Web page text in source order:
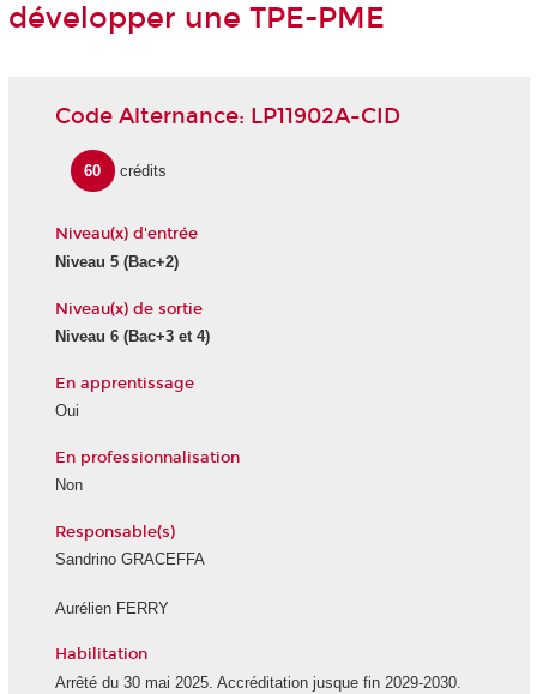
développer une TPE-PME
Code Alternance: LP11902A-CID
60 crédits
Niveau(x) d'entrée
Niveau 5 (Bac+2)
Niveau(x) de sortie
Niveau 6 (Bac+3 et 4)
En apprentissage
Oui
En professionnalisation
Non
Responsable(s)
Sandrino GRACEFFA
Aurélien FERRY
Habilitation
Arrêté du 30 mai 2025. Accréditation jusque fin 2029-2030.